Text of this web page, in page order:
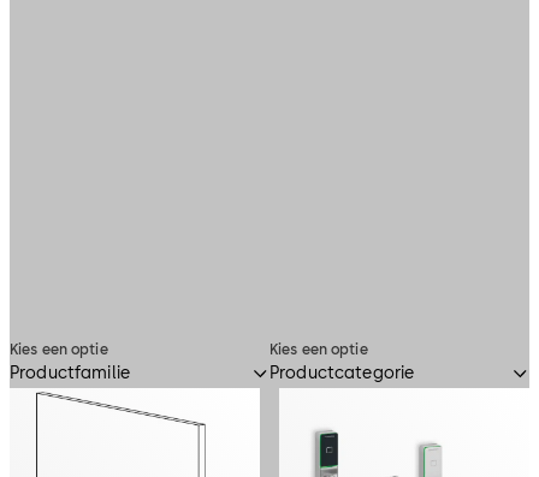
Kies een optie
Productfamilie
Kies een optie
Productcategorie